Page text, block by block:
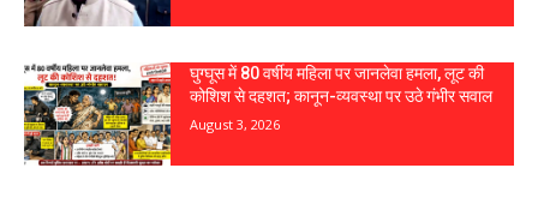
घुग्घूस में 80 वर्षीय महिला पर जानलेवा हमला, लूट की
कोशिश से दहशत; कानून-व्यवस्था पर उठे गंभीर सवाल
August 3, 2026